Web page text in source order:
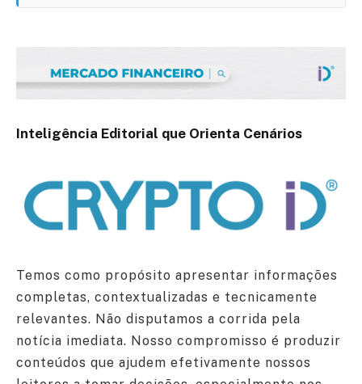
Inteligência Editorial que Orienta Cenários
Temos como propósito apresentar informações
completas, contextualizadas e tecnicamente
relevantes. Não disputamos a corrida pela
notícia imediata. Nosso compromisso é produzir
conteúdos que ajudem efetivamente nossos